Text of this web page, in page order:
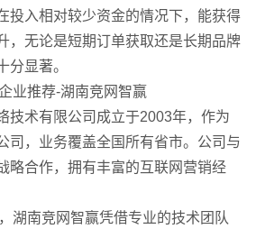
投入相对较少资金的情况下，能获得
，无论是短期订单获取还是长期品牌
分显著。
推荐-湖南竞网智赢
术有限公司成立于2003年，作为
司，业务覆盖全国所有省市。公司与
略合作，拥有丰富的互联网营销经
南竞网智赢凭借专业的技术团队